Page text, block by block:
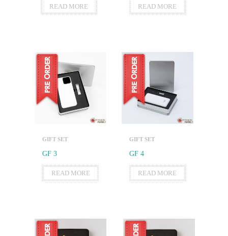
READ MORE READ MORE
GIFT SET
GF 3
READ MORE
GIFT SET
GF 4
READ MORE